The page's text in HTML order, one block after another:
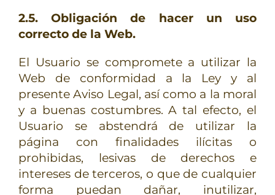
2.5. Obligación de hacer un uso
correcto de la Web.
El Usuario se compromete a utilizar la
Web de conformidad a la Ley y al
presente Aviso Legal, así como a la moral
y a buenas costumbres. A tal efecto, el
Usuario se abstendrá de utilizar la
página con finalidades ilícitas o
prohibidas, lesivas de derechos e
intereses de terceros, o que de cualquier
forma puedan dañar, inutilizar,